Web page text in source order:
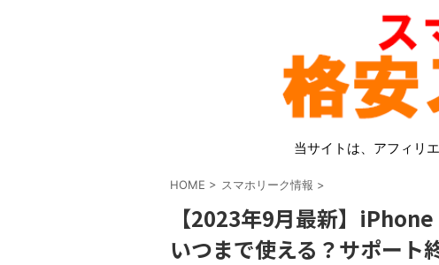
当サイトは、アフィリ
HOME > スマホリーク情報 >
【2023年9月最新】
いつまで使える？サポート